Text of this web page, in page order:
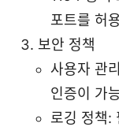
포트를 허
보안 정책
사용자 관
인증이 가
로깅 정책: